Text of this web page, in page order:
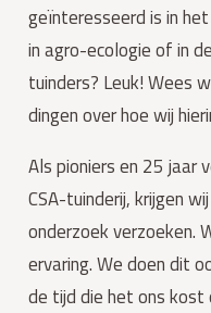
geïnteresseerd is in
in agro-ecologie of in
tuinders? Leuk! Wees
dingen over hoe wij
Als pioniers en 25 jaar
CSA-tuinderij, krijgen
onderzoek verzoeken.
ervaring. We doen dit
de tijd die het ons